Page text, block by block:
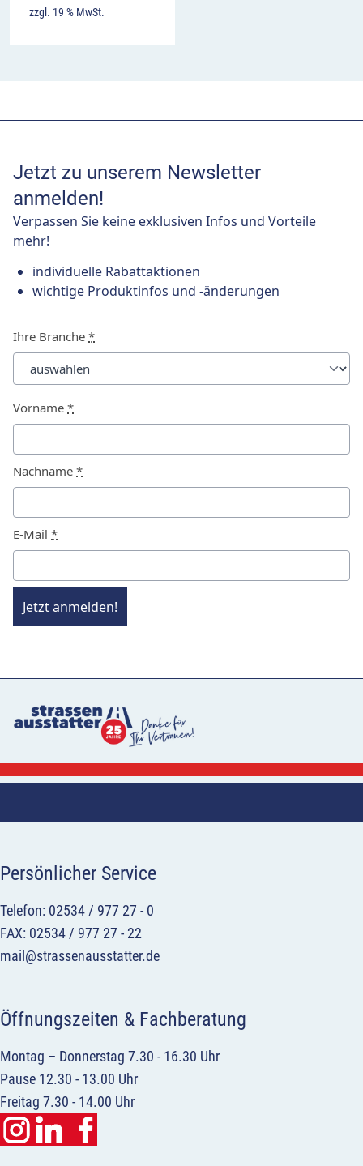
zzgl. 19 % MwSt.
Jetzt zu unserem Newsletter
anmelden!
Verpassen Sie keine exklusiven Infos und Vorteile
mehr!
individuelle Rabattaktionen
wichtige Produktinfos und -änderungen
Ihre Branche *
Vorname *
Nachname *
E-Mail *
Jetzt anmelden!
Persönlicher Service
Telefon: 02534 / 977 27 - 0
FAX: 02534 / 977 27 - 22
mail@strassenausstatter.de
Öffnungszeiten & Fachberatung
Montag – Donnerstag 7.30 - 16.30 Uhr
Pause 12.30 - 13.00 Uhr
Freitag 7.30 - 14.00 Uhr